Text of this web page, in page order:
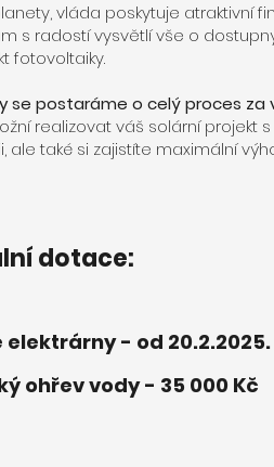
vláda poskytuje atraktivní
s radostí vysvětlí vše o
fotovoltaiky.
se postaráme o celý proces za
realizovat váš solární projekt s
ale také si zajistíte maximální
dotace:
- od 20.2.2025.
ohřev vody - 35 000 Kč